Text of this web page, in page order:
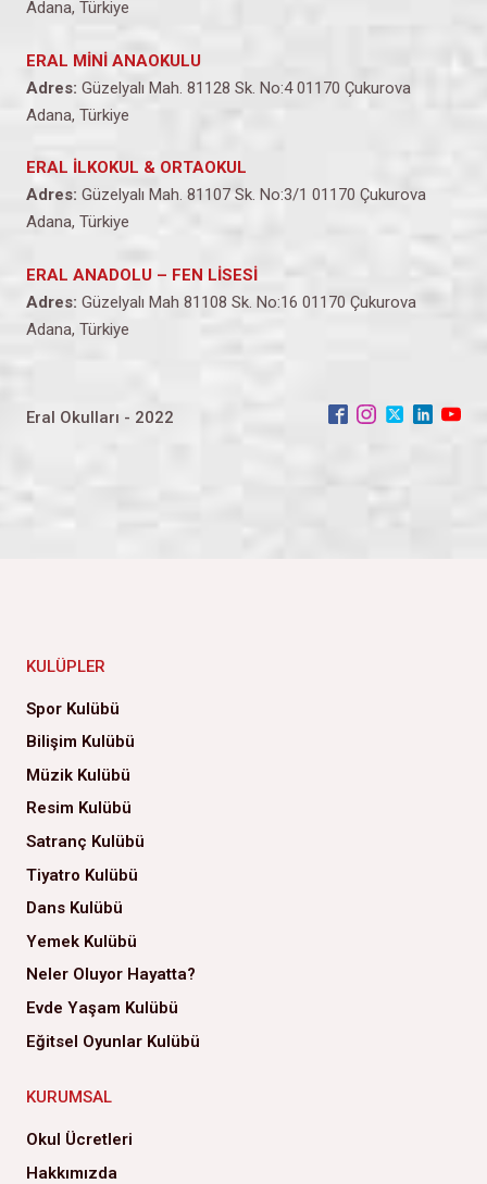
Adana, Türkiye
ERAL MİNİ ANAOKULU
Adres: Güzelyalı Mah. 81128 Sk. No:4 01170 Çukurova
Adana, Türkiye
ERAL İLKOKUL & ORTAOKUL
Adres: Güzelyalı Mah. 81107 Sk. No:3/1 01170 Çukurova
Adana, Türkiye
ERAL ANADOLU – FEN LİSESİ
Adres: Güzelyalı Mah 81108 Sk. No:16 01170 Çukurova
Adana, Türkiye
Eral Okulları - 2022
KULÜPLER
Spor Kulübü
Bilişim Kulübü
Müzik Kulübü
Resim Kulübü
Satranç Kulübü
Tiyatro Kulübü
Dans Kulübü
Yemek Kulübü
Neler Oluyor Hayatta?
Evde Yaşam Kulübü
Eğitsel Oyunlar Kulübü
KURUMSAL
Okul Ücretleri
Hakkımızda